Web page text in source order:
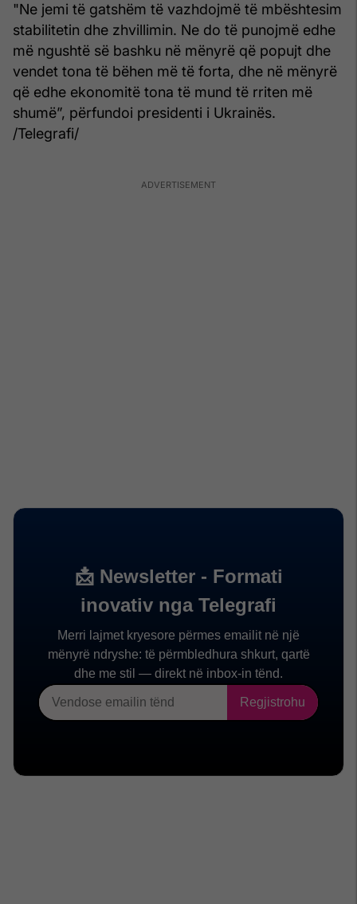
"Ne jemi të gatshëm të vazhdojmë të mbështesim
stabilitetin dhe zhvillimin. Ne do të punojmë edhe
më ngushtë së bashku në mënyrë që popujt dhe
vendet tona të bëhen më të forta, dhe në mënyrë
që edhe ekonomitë tona të mund të rriten më
shumë”, përfundoi presidenti i Ukrainës.
/Telegrafi/